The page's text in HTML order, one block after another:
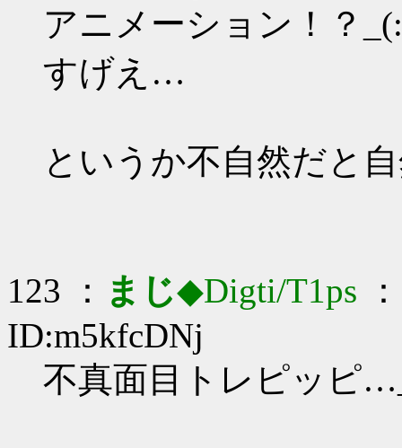
アニメーション！？
すげえ…
というか不自然だと
123 ： まじ◆Digti/T1ps
ID:m5kfcDNj
不真面目トレピッピ